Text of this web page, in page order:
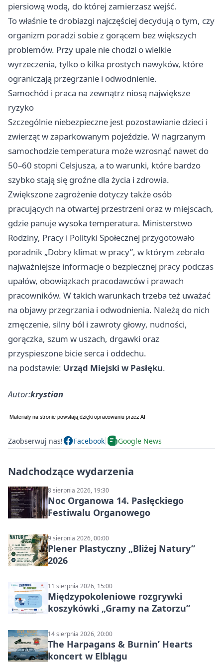
piersiową wodą, do której zamierzasz wejść.
To właśnie te drobiazgi najczęściej decydują o tym, czy
organizm poradzi sobie z gorącem bez większych
problemów. Przy upale nie chodzi o wielkie
wyrzeczenia, tylko o kilka prostych nawyków, które
ograniczają przegrzanie i odwodnienie.
Samochód i praca na zewnątrz niosą największe
ryzyko
Szczególnie niebezpieczne jest pozostawianie dzieci i
zwierząt w zaparkowanym pojeździe. W nagrzanym
samochodzie temperatura może wzrosnąć nawet do
50–60 stopni Celsjusza, a to warunki, które bardzo
szybko stają się groźne dla życia i zdrowia.
Zwiększone zagrożenie dotyczy także osób
pracujących na otwartej przestrzeni oraz w miejscach,
gdzie panuje wysoka temperatura. Ministerstwo
Rodziny, Pracy i Polityki Społecznej przygotowało
poradnik „Dobry klimat w pracy”, w którym zebrało
najważniejsze informacje o bezpiecznej pracy podczas
upałów, obowiązkach pracodawców i prawach
pracowników. W takich warunkach trzeba też uważać
na objawy przegrzania i odwodnienia. Należą do nich
zmęczenie, silny ból i zawroty głowy, nudności,
gorączka, szum w uszach, drgawki oraz
przyspieszone bicie serca i oddechu.
na podstawie: Urząd Miejski w Pasłęku.
Autor:krystian
Zaobserwuj nas! Facebook Google News
Nadchodzące wydarzenia
8 sierpnia 2026, 19:30
Noc Organowa 14. Pasłęckiego
Festiwalu Organowego
9 sierpnia 2026, 00:00
Plener Plastyczny „Bliżej Natury”
2026
11 sierpnia 2026, 15:00
Międzypokoleniowe rozgrywki
koszykówki „Gramy na Zatorzu”
14 sierpnia 2026, 20:00
The Harpagans & Burnin’ Hearts
koncert w Elblągu